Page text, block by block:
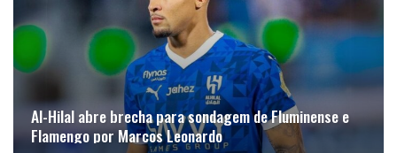
Al-Hilal abre brecha para sondagem de Fluminense e
Flamengo por Marcos Leonardo